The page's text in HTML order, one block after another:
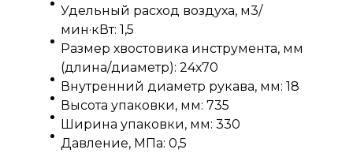
Удельный расход воздуха, м3/
мин·кВт: 1,5
Размер хвостовика инструмента, мм
(длина/диаметр): 24х70
Внутренний диаметр рукава, мм: 18
Высота упаковки, мм: 735
Ширина упаковки, мм: 330
Давление, МПа: 0,5